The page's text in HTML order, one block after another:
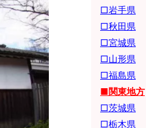
□岩手県
□秋田県
□宮城県
□山形県
□福島県
■関東地方
□茨城県
□栃木県